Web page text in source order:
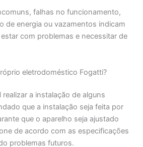
falhas no funcionamento,
de energia ou vazamentos indicam
com problemas e necessitar de
eletrodoméstico Fogatti?
a instalação de alguns
que a instalação seja feita por
que o aparelho seja ajustado
de acordo com as especificações
problemas futuros.